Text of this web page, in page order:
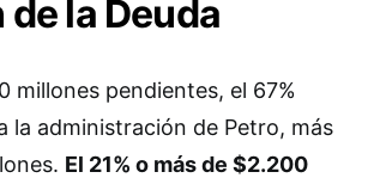
de la Deuda
millones pendientes, el 67%
la administración de Petro, más
El 21% o más de $2.200